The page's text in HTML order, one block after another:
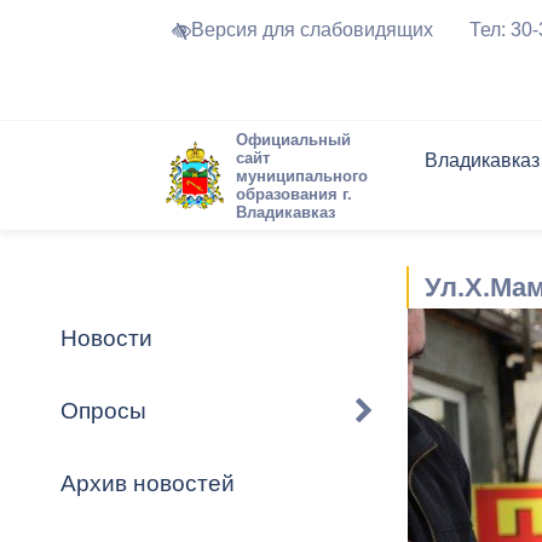
Версия для слабовидящих Тел:
Официальный
сайт
муниципального
образования г.
Владикавказ
Владикавказ
Устав
Города-
городского
Торги и
Программа
Формы
Обратная
Комиссии
График
Новостная
Актуально
Новости
Опросы
Архив новостей